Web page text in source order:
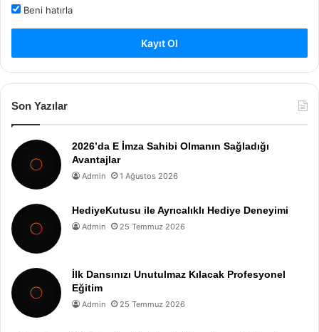
Beni hatırla
Kayıt Ol
Son Yazılar
2026’da E İmza Sahibi Olmanın Sağladığı
Avantajlar
Admin 1 Ağustos 2026
HediyeKutusu ile Ayrıcalıklı Hediye Deneyimi
Admin 25 Temmuz 2026
İlk Dansınızı Unutulmaz Kılacak Profesyonel
Eğitim
Admin 25 Temmuz 2026